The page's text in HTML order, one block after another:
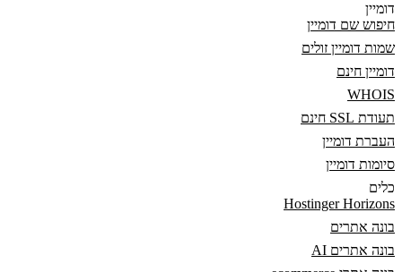
דומיין
חיפוש שם דומיין
שמות דומיין זולים
דומיין חינם
WHOIS
תעודת SSL חינם
העברת דומיין
סיומות דומיין
כלים
Hostinger Horizons
בונה אתרים
בונה אתרים AI